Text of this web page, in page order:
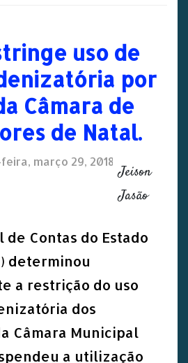
uso de
por
Câmara de
de Natal.
março 29, 2018
Jeison
Jasão
de Contas do Estado
determinou
a restrição do uso
dos
Câmara Municipal
a utilização